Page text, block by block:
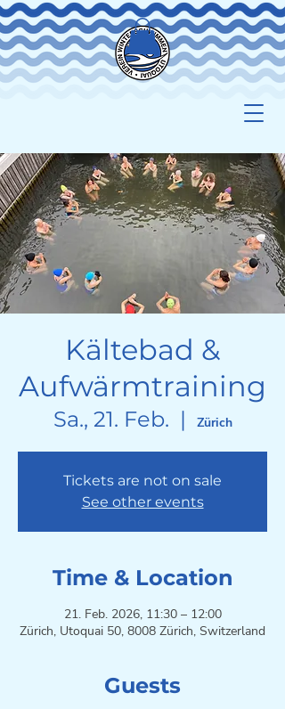
Kältebad &
Aufwärmtraining
Sa., 21. Feb.
  |
Zürich
Tickets are not on sale
See other events
Time & Location
21. Feb. 2026, 11:30 – 12:00
Zürich, Utoquai 50, 8008 Zürich, Switzerland
Guests